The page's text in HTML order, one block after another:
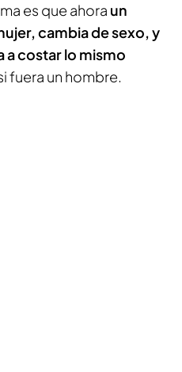
es que ahora un
cambia de sexo, y
a costar lo mismo
fuera un hombre.